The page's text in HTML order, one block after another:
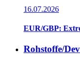
16.07.2026
EUR/GBP:
Rohstoffe/